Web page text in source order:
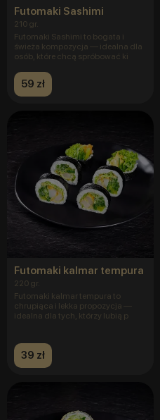
Futomaki Sashimi
210 gr.
Futomaki Sashimi to bogata i
świeża kompozycja — idealna dla
osób, które chcą spróbować ki
59 zł
Futomaki kalmar tempura
220 gr.
Futomaki kalmar tempura to
chrupiąca i lekka propozycja —
idealna dla tych, którzy lubią p
39 zł